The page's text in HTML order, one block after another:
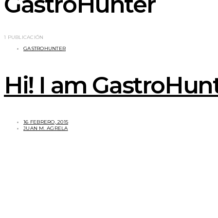
1 PUBLICACIÓN
GASTROHUNTER
Hi! I am
16 FEBRERO, 2015
JUAN M. AGRELA